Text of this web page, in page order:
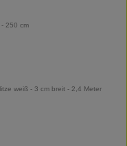
- 250 cm
weiß - 3 cm breit - 2,4 Meter